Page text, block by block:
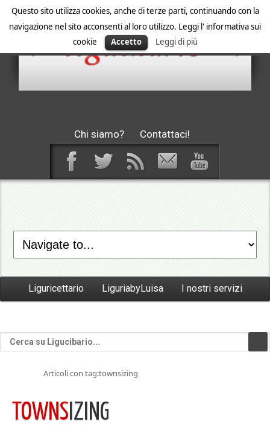
Questo sito utilizza cookies, anche di terze parti, continuando con la
navigazione nel sito acconsenti al loro utilizzo. Leggi l' informativa sui
cookie
Accetto Leggi di più
Chi siamo? Contattaci!
Liguricettario LiguriabyLuisa I nostri servizi
Articoli con tag:townsizing
TOWNS IZING